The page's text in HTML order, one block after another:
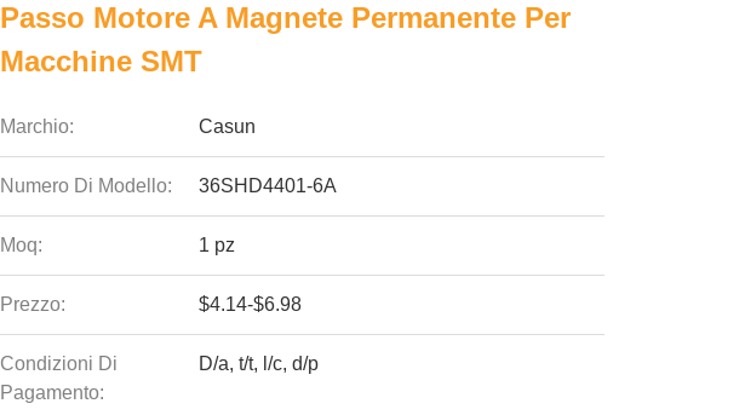
Passo Motore A Magnete Permanente Per
Macchine SMT
Marchio: Casun
Numero Di Modello: 36SHD4401-6A
Moq: 1 pz
Prezzo: $4.14-$6.98
Condizioni Di
Pagamento:
D/a, t/t, l/c, d/p